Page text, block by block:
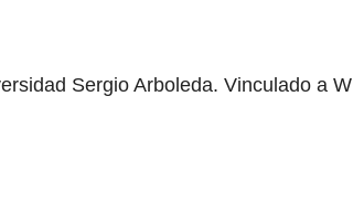
Sergio Arboleda. Vinculado a W